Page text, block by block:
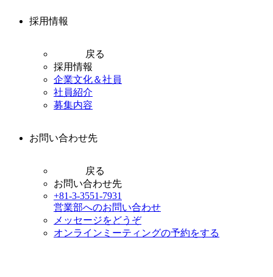
採用情報
戻る
採用情報
企業文化＆社員
社員紹介
募集内容
お問い合わせ先
戻る
お問い合わせ先
+81-3-3551-7931
営業部へのお問い合わせ
メッセージをどうぞ
オンラインミーティングの予約をする